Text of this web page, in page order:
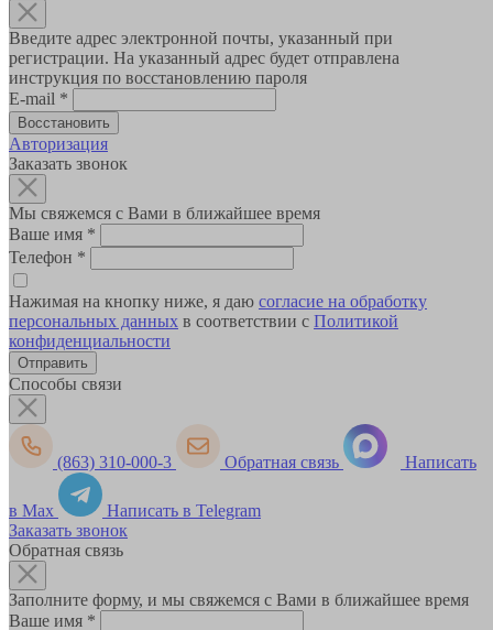
Введите адрес электронной почты, указанный при
регистрации. На указанный адрес будет отправлена
инструкция по восстановлению пароля
E-mail *
Авторизация
Заказать звонок
Мы свяжемся с Вами в ближайшее время
Ваше имя *
Телефон *
Нажимая на кнопку ниже, я даю согласие на обработку
персональных данных в соответствии с Политикой
конфиденциальности
Способы связи
(863) 310-000-3 Обратная связь Написать
в Max
Написать в Telegram
Заказать звонок
Обратная связь
Заполните форму, и мы свяжемся с Вами в ближайшее время
Ваше имя *